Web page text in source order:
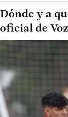
Dónde y a
oficial de